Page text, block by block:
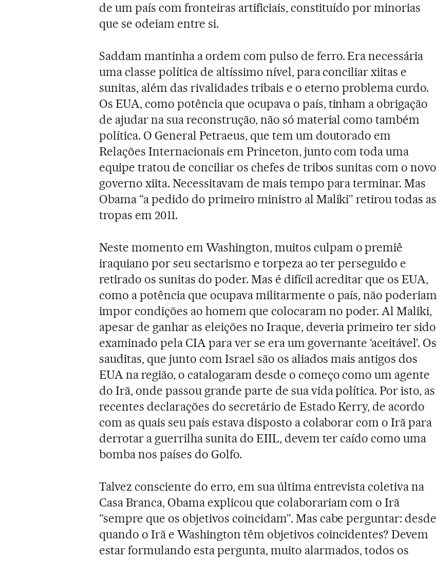
de um país com fronteiras artificiais, constituído por minorias
que se odeiam entre si.
Saddam mantinha a ordem com pulso de ferro. Era necessária
uma classe política de altíssimo nível, para conciliar xiitas e
sunitas, além das rivalidades tribais e o eterno problema curdo.
Os EUA, como potência que ocupava o país, tinham a obrigação
de ajudar na sua reconstrução, não só material como também
política. O General Petraeus, que tem um doutorado em
Relações Internacionais em Princeton, junto com toda uma
equipe tratou de conciliar os chefes de tribos sunitas com o novo
governo xiita. Necessitavam de mais tempo para terminar. Mas
Obama “a pedido do primeiro ministro al Maliki” retirou todas as
tropas em 2011.
Neste momento em Washington, muitos culpam o premiê
iraquiano por seu sectarismo e torpeza ao ter perseguido e
retirado os sunitas do poder. Mas é difícil acreditar que os EUA,
como a potência que ocupava militarmente o país, não poderiam
impor condições ao homem que colocaram no poder. Al Maliki,
apesar de ganhar as eleições no Iraque, deveria primeiro ter sido
examinado pela CIA para ver se era um governante ‘aceitável’. Os
sauditas, que junto com Israel são os aliados mais antigos dos
EUA na região, o catalogaram desde o começo como um agente
do Irã, onde passou grande parte de sua vida política. Por isto, as
recentes declarações do secretário de Estado Kerry, de acordo
com as quais seu país estava disposto a colaborar com o Irã para
derrotar a guerrilha sunita do EIIL, devem ter caído como uma
bomba nos países do Golfo.
Talvez consciente do erro, em sua última entrevista coletiva na
Casa Branca, Obama explicou que colaborariam com o Irã
“sempre que os objetivos coincidam”. Mas cabe perguntar: desde
quando o Irã e Washington têm objetivos coincidentes? Devem
estar formulando esta pergunta, muito alarmados, todos os